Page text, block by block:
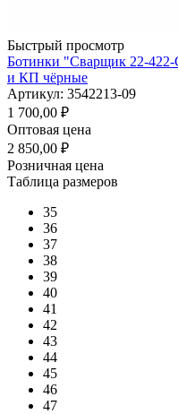
Быстрый просмотр
Ботинки "Сварщик 22-
и КП чёрные
Артикул: 3542213-09
1 700,00 ₽
Оптовая цена
2 850,00 ₽
Розничная цена
Таблица размеров
35
36
37
38
39
40
41
42
43
44
45
46
47